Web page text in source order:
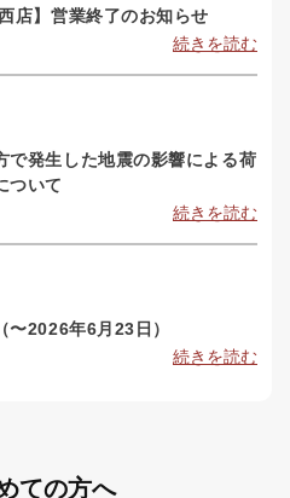
店】営業終了のお知らせ
続きを読む
で発生した地震の影響による荷
ついて
続きを読む
〜2026年6月23日）
続きを読む
ての方へ